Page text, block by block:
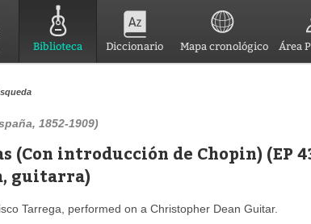
Biblioteca Diccionario Mapa cronológico Área
1852-1909)
(Con introducción de Chopin) (EP
guitarra)
Tarrega, performed on a Christopher Dean Guitar.